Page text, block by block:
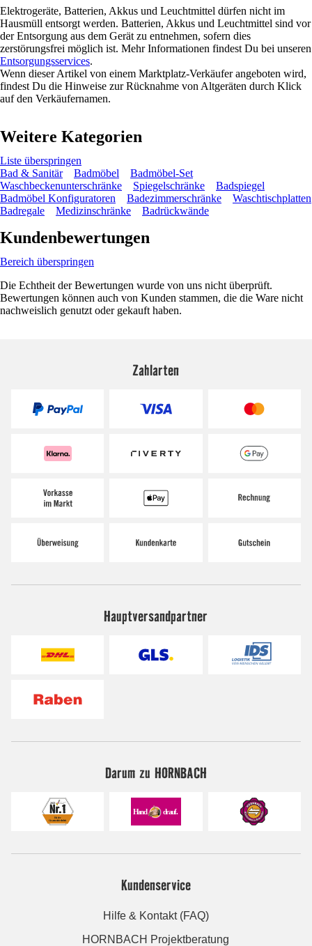
Elektrogeräte, Batterien, Akkus und Leuchtmittel dürfen nicht im
Hausmüll entsorgt werden. Batterien, Akkus und Leuchtmittel sind vor
der Entsorgung aus dem Gerät zu entnehmen, sofern dies
zerstörungsfrei möglich ist. Mehr Informationen findest Du bei unseren
Entsorgungsservices.
Wenn dieser Artikel von einem Marktplatz-Verkäufer angeboten wird,
findest Du die Hinweise zur Rücknahme von Altgeräten durch Klick
auf den Verkäufernamen.
Weitere Kategorien
Liste überspringen
Bad & Sanitär
Badmöbel
Badmöbel-Set
Waschbeckenunterschränke
Spiegelschränke
Badspiegel
Badmöbel Konfiguratoren
Badezimmerschränke
Waschtischplatten
Badregale
Medizinschränke Badrückwände
Kundenbewertungen
Bereich überspringen
Die Echtheit der Bewertungen wurde von uns nicht überprüft.
Bewertungen können auch von Kunden stammen, die die Ware nicht
nachweislich genutzt oder gekauft haben.
Zahlarten
Hauptversandpartner
Darum zu HORNBACH
Kundenservice
Hilfe & Kontakt (FAQ)
HORNBACH Projektberatung